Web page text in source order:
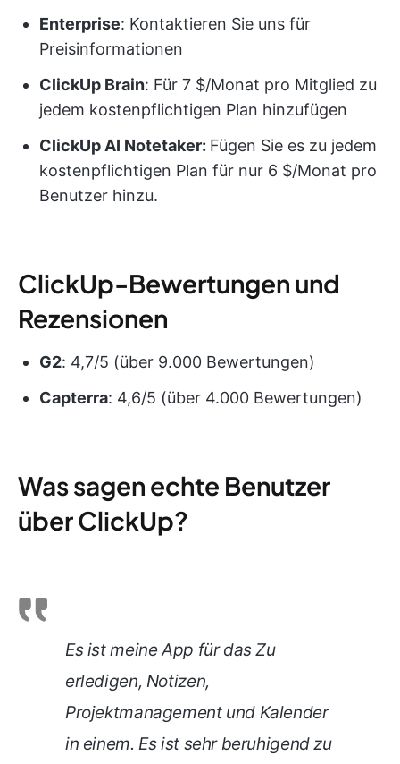
Enterprise: Kontaktieren Sie uns für
Preisinformationen
ClickUp Brain: Für 7 $/Monat pro Mitglied zu
jedem kostenpflichtigen Plan hinzufügen
ClickUp AI Notetaker: Fügen Sie es zu jedem
kostenpflichtigen Plan für nur 6 $/Monat pro
Benutzer hinzu.
ClickUp-Bewertungen und
Rezensionen
G2: 4,7/5 (über 9.000 Bewertungen)
Capterra: 4,6/5 (über 4.000 Bewertungen)
Was sagen echte Benutzer
über ClickUp?
Es ist meine App für das Zu
erledigen, Notizen,
Projektmanagement und Kalender
in einem. Es ist sehr beruhigend zu